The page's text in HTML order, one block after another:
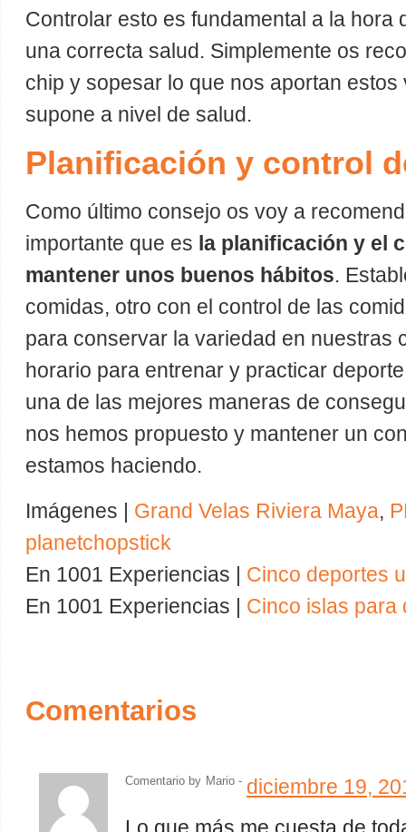
Controlar esto es fundamental a la hora
una correcta salud. Simplemente os
chip y sopesar lo que nos aportan
supone a nivel de salud.
Planificación y control
Como último consejo os voy a
importante que es la planificación y el
mantener unos buenos hábitos.
comidas, otro con el control de las
para conservar la variedad en nuestras
horario para entrenar y practicar
una de las mejores maneras de
nos hemos propuesto y mantener un
estamos haciendo.
Imágenes | Grand Velas Riviera Maya,
planetchopstick
En 1001 Experiencias | Cinco deportes
En 1001 Experiencias | Cinco islas para
Comentarios
Comentario by Mario - diciembre 19,